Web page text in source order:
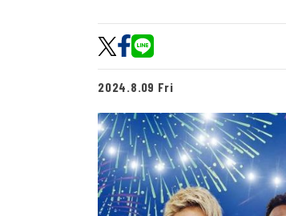
2024.8.09 Fri